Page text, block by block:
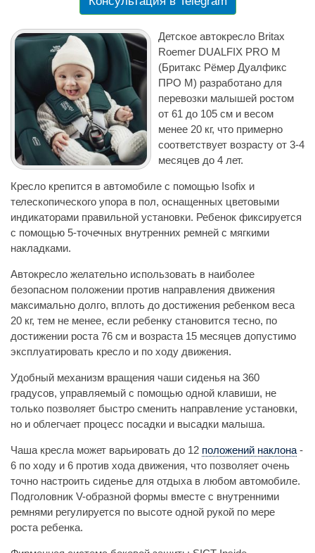
Детское автокресло Britax
Roemer DUALFIX PRO M
(Бритакс Рёмер Дуалфикс
ПРО М) разработано для
перевозки малышей ростом
от 61 до 105 см и весом
менее 20 кг, что примерно
соответствует возрасту от 3-4
месяцев до 4 лет.
Кресло крепится в автомобиле с помощью Isofix и
телескопического упора в пол, оснащенных цветовыми
индикаторами правильной установки. Ребенок фиксируется
с помощью 5-точечных внутренних ремней с мягкими
накладками.
Автокресло желательно использовать в наиболее
безопасном положении против направления движения
максимально долго, вплоть до достижения ребенком веса
20 кг, тем не менее, если ребенку становится тесно, по
достижении роста 76 см и возраста 15 месяцев допустимо
эксплуатировать кресло и по ходу движения.
Удобный механизм вращения чаши сиденья на 360
градусов, управляемый с помощью одной клавиши, не
только позволяет быстро сменить направление установки,
но и облегчает процесс посадки и высадки малыша.
Чаша кресла может варьировать до 12 положений наклона -
6 по ходу и 6 против хода движения, что позволяет очень
точно настроить сиденье для отдыха в любом автомобиле.
Подголовник V-образной формы вместе с внутренними
ремнями регулируется по высоте одной рукой по мере
роста ребенка.